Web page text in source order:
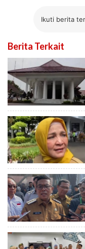
Ikuti berita
Berita Terkait